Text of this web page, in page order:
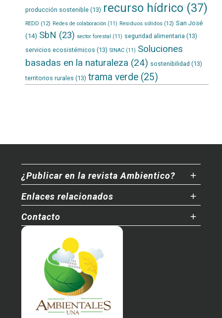
producción sostenible(13) recurso hídrico(37)
REDD (12) Redes de colaboración (11) Residuos sólidos(12) San José
(14) SbN (23) sector forestal (11) seguridad alimentaria (13)
servicios ecosistémicos (13) SINAC(11) Soluciones
basadas en la naturaleza (24) sostenibilidad (13)
territorios rurales (13) trama verde(25)
¿Publicar en la revista Ambientico?
Enlaces relacionados
Contacto